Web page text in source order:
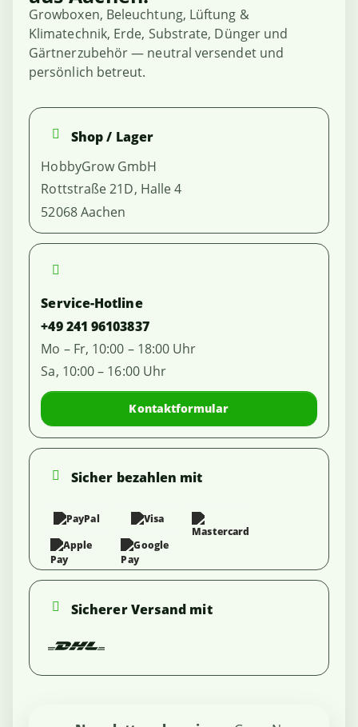
Growboxen, Beleuchtung, Lüftung &
Klimatechnik, Erde, Substrate, Dünger und
Gärtnerzubehör — neutral versendet und
persönlich betreut.
Shop / Lager
HobbyGrow GmbH
Rottstraße 21D, Halle 4
52068 Aachen
Service-Hotline
+49 241 96103837
Mo – Fr, 10:00 – 18:00 Uhr
Sa, 10:00 – 16:00 Uhr
Kontaktformular
Sicher bezahlen mit
Sicherer Versand mit